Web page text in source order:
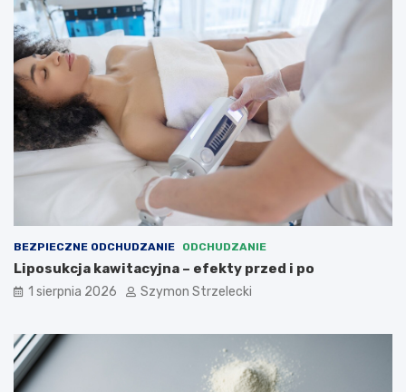
BEZPIECZNE ODCHUDZANIE ODCHUDZANIE
Liposukcja kawitacyjna – efekty przed i po
1 sierpnia 2026 Szymon Strzelecki